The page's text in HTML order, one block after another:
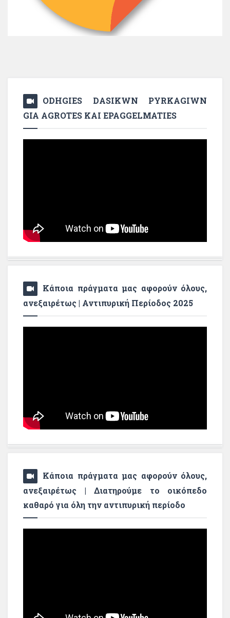
ODHGIES DASIKWN PYRKAGIWN
GIA AGROTES KAI EPAGGELMATIES
Κάποια πράγματα μας αφορούν όλους,
ανεξαιρέτως | Αντιπυρική Περίοδος 2025
Κάποια πράγματα μας αφορούν όλους,
ανεξαιρέτως | Διατηρούμε το οικόπεδο
καθαρό για όλη την αντιπυρική περίοδο